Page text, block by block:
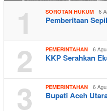
1 SOROTAN HUKUM 6
Pemberitaan
2 PEMERINTAHAN 6
KKP Serahkan
3 PEMERINTAHAN 6
Bupati Aceh